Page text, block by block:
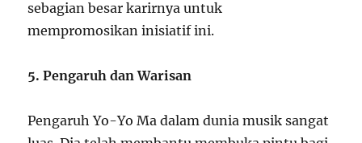
sebagian besar karirnya untuk
mempromosikan inisiatif ini.
5. Pengaruh dan Warisan
Pengaruh Yo-Yo Ma dalam dunia musik sangat